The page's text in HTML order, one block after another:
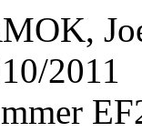
2011